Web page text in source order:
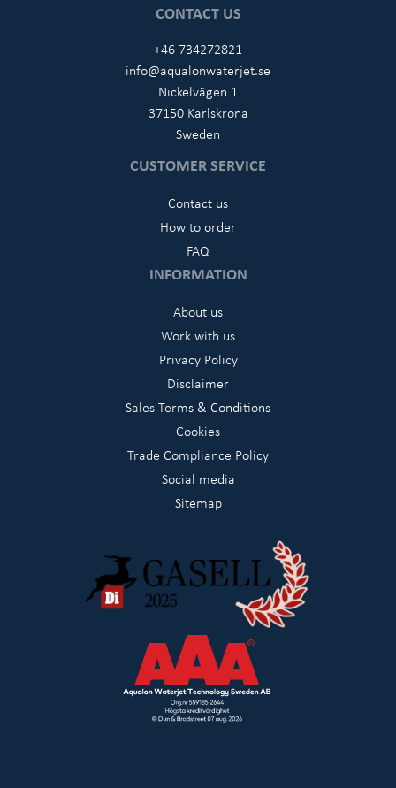
CONTACT US
+46 734272821
info@aqualonwaterjet.se
Nickelvägen 1
37150 Karlskrona
Sweden
CUSTOMER SERVICE
Contact us
How to order
FAQ
INFORMATION
About us
Work with us
Privacy Policy
Disclaimer
Sales Terms & Conditions
Cookies
Trade Compliance Policy
Social media
Sitemap